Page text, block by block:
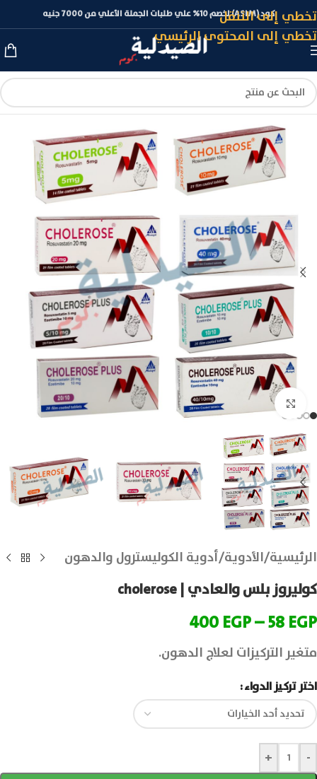
تخطي إلى التنقل
تخطي إلى المحتوى الرئيسي
كود (ASLM) لخصم 10% علي طلبات الجملة الأعلي من 7000 جنيه
انقر للتكبير
الرئيسية/الأدوية/أدوية الكوليسترول والدهون
كوليروز بلس والعادي | cholerose
58EGP
–
400EGP
متغير التركيزات لعلاج الدهون.
اختر تركيز الدواء
-
+